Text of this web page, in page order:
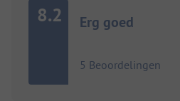
8.2 Erg goed
5 Beoordelingen